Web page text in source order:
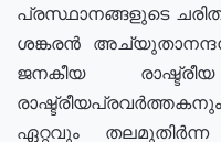
പ്രസ്ഥാനങ്ങളുടെ
ശങ്കരൻ
ജനകീയ
രാഷ്ട്രീയപ്രവർത്തകനും
ഏറ്റവും